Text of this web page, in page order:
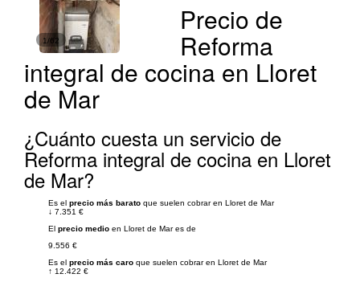
1/62
Precio de
Reforma
integral de cocina en Lloret
de Mar
¿Cuánto cuesta un servicio de
Reforma integral de cocina en Lloret
de Mar?
Es el precio más barato que suelen cobrar en Lloret de Mar
↓ 7.351 €
El precio medio en Lloret de Mar es de
9.556 €
Es el precio más caro que suelen cobrar en Lloret de Mar
↑ 12.422 €